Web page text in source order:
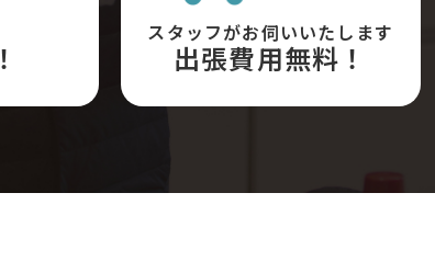
スタッフがお伺いいたします
出張費用無料！